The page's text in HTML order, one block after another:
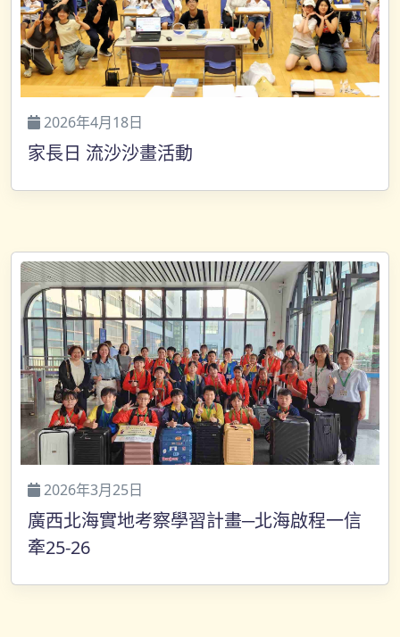
2026年4月18日
家長日 流沙沙畫活動
2026年3月25日
廣西北海實地考察學習計畫─北海啟程一信
牽25-26